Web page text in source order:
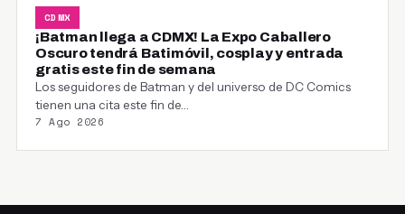
CDMX
¡Batman llega a CDMX! La Expo Caballero
Oscuro tendrá Batimóvil, cosplay y entrada
gratis este fin de semana
Los seguidores de Batman y del universo de DC Comics
tienen una cita este fin de…
7 Ago 2026